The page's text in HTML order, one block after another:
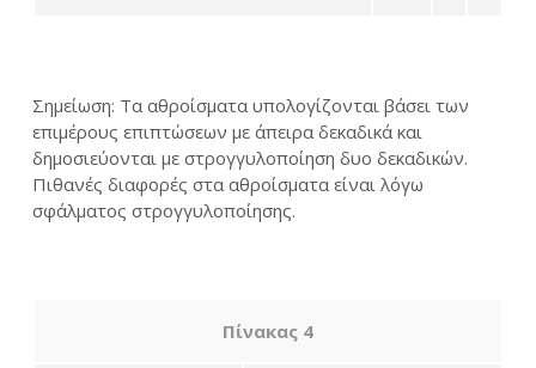
Σημείωση: Τα αθροίσματα υπολογίζονται βάσει των
επιμέρους επιπτώσεων με άπειρα δεκαδικά και
δημοσιεύονται με στρογγυλοποίηση δυο δεκαδικών.
Πιθανές διαφορές στα αθροίσματα είναι λόγω
σφάλματος στρογγυλοποίησης.
Πίνακας 4